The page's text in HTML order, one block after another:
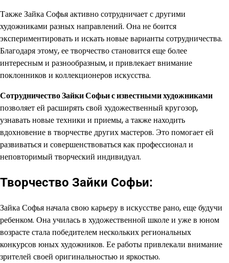
Также Зайка Софья активно сотрудничает с другими
художниками разных направлений. Она не боится
экспериментировать и искать новые варианты сотрудничества.
Благодаря этому, ее творчество становится еще более
интересным и разнообразным, и привлекает внимание
поклонников и коллекционеров искусства.
Сотрудничество Зайки Софьи с известными художниками
позволяет ей расширять свой художественный кругозор,
узнавать новые техники и приемы, а также находить
вдохновение в творчестве других мастеров. Это помогает ей
развиваться и совершенствоваться как профессионал и
неповторимый творческий индивидуал.
Творчество Зайки Софьи:
Зайка Софья начала свою карьеру в искусстве рано, еще будучи
ребенком. Она училась в художественной школе и уже в юном
возрасте стала победителем нескольких региональных
конкурсов юных художников. Ее работы привлекали внимание
зрителей своей оригинальностью и яркостью.